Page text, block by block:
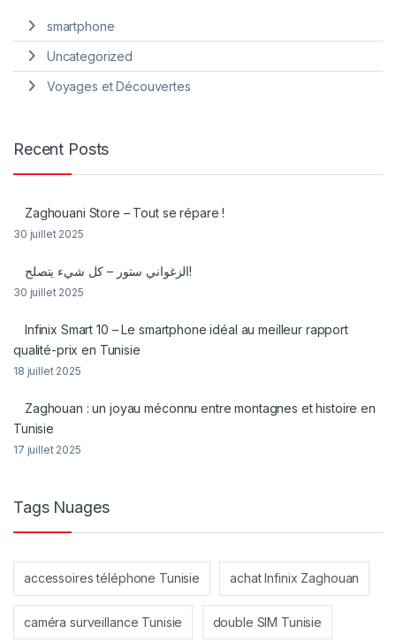
smartphone
Uncategorized
Voyages et Découvertes
Recent Posts
Zaghouani Store – Tout se répare !
30 juillet 2025
الزغواني ستور – كل شيء يتصلح!
30 juillet 2025
Infinix Smart 10 – Le smartphone idéal au meilleur rapport
qualité-prix en Tunisie
18 juillet 2025
Zaghouan : un joyau méconnu entre montagnes et histoire en
Tunisie
17 juillet 2025
Tags Nuages
accessoires téléphone Tunisie achat Infinix Zaghouan
caméra surveillance Tunisie double SIM Tunisie